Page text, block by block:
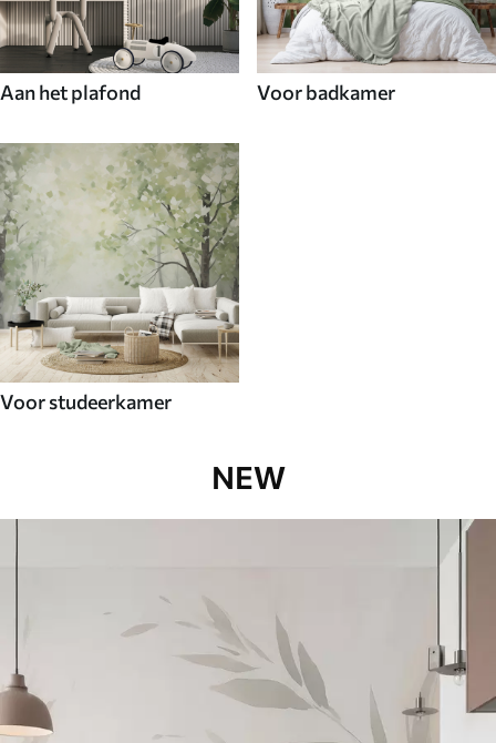
Aan het plafond Voor badkamer
Voor studeerkamer
NEW